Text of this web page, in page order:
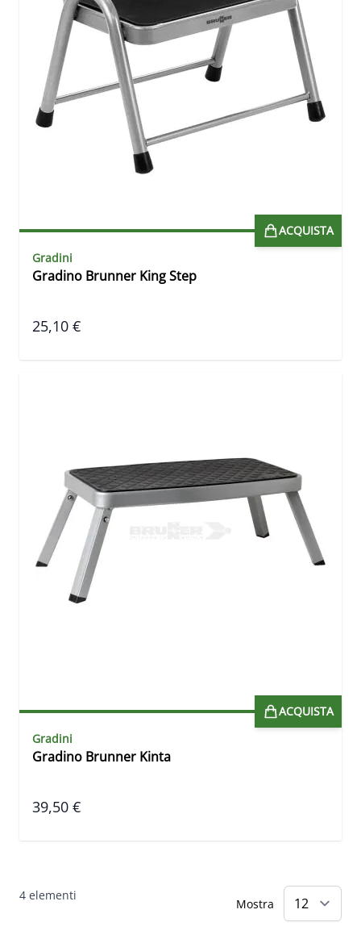
ACQUISTA
Gradini
Gradino Brunner King Step
25,10 €
ACQUISTA
Gradini
Gradino Brunner Kinta
39,50 €
4 elementi
Mostra